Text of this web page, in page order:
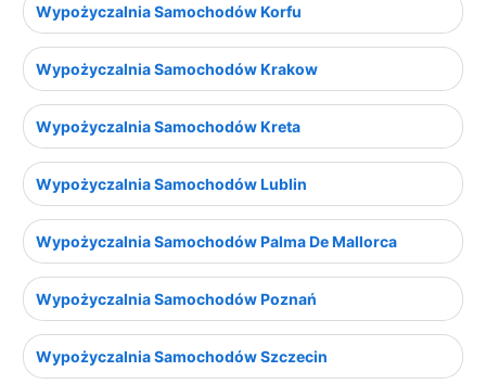
Wypożyczalnia Samochodów Korfu
Wypożyczalnia Samochodów Krakow
Wypożyczalnia Samochodów Kreta
Wypożyczalnia Samochodów Lublin
Wypożyczalnia Samochodów Palma De Mallorca
Wypożyczalnia Samochodów Poznań
Wypożyczalnia Samochodów Szczecin